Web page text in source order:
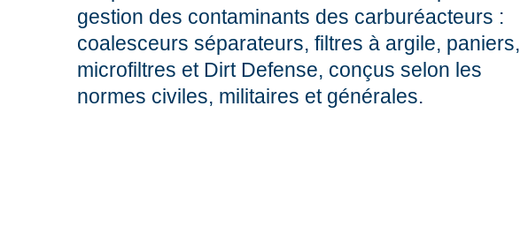
gestion des contaminants des carburéacteurs :
coalesceurs séparateurs, filtres à argile, paniers,
microfiltres et Dirt Defense, conçus selon les
normes civiles, militaires et générales.